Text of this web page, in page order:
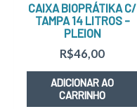
CAIXA BIOPRÁTIKA C/
TAMPA 14 LITROS –
PLEION
R$46,00
ADICIONAR AO
CARRINHO